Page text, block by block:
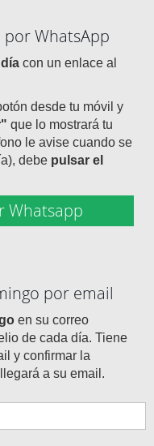
WhatsApp
con un enlace al
desde tu móvil y
que lo mostrará tu
le avise cuando se
debe pulsar el
Whatsapp
por email
en su correo
de cada día. Tiene
y confirmar la
a su email.